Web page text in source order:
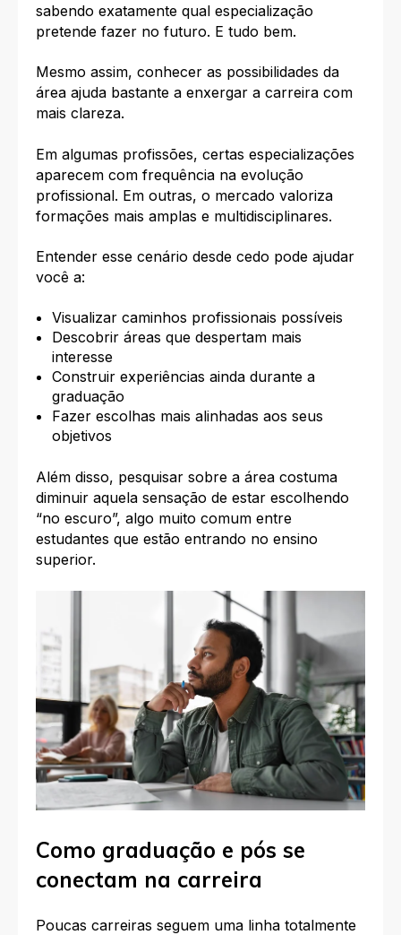
sabendo exatamente qual especialização
pretende fazer no futuro. E tudo bem.
Mesmo assim, conhecer as possibilidades da
área ajuda bastante a enxergar a carreira com
mais clareza.
Em algumas profissões, certas especializações
aparecem com frequência na evolução
profissional. Em outras, o mercado valoriza
formações mais amplas e multidisciplinares.
Entender esse cenário desde cedo pode ajudar
você a:
Visualizar caminhos profissionais possíveis
Descobrir áreas que despertam mais
interesse
Construir experiências ainda durante a
graduação
Fazer escolhas mais alinhadas aos seus
objetivos
Além disso, pesquisar sobre a área costuma
diminuir aquela sensação de estar escolhendo
“no escuro”, algo muito comum entre
estudantes que estão entrando no ensino
superior.
Como graduação e pós se
conectam na carreira
Poucas carreiras seguem uma linha totalmente